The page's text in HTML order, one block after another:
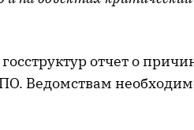
отчет о
Ведомствам